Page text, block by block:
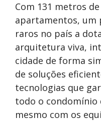
Com 131 metros
apartamentos, um
raros no país a
arquitetura viva,
cidade de forma
de soluções
tecnologias que
todo o condomínio
mesmo com os